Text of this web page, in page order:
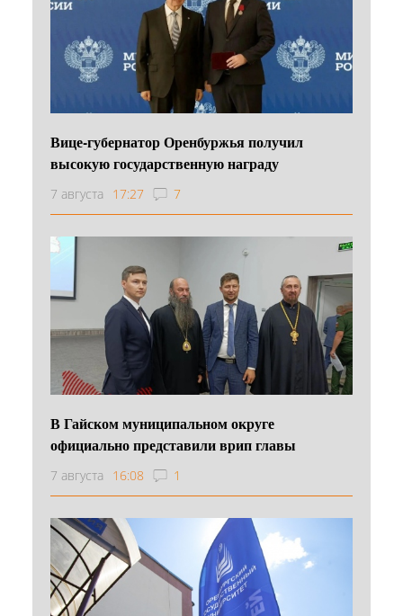
Вице-губернатор Оренбуржья получил
высокую государственную награду
7 августа 17:27 7
В Гайском муниципальном округе
официально представили врип главы
7 августа 16:08 1